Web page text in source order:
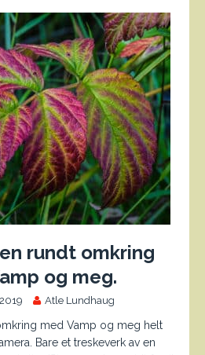
rundt omkring
og meg.
Atle Lundhaug
med Vamp og meg helt
Bare et treskeverk av en